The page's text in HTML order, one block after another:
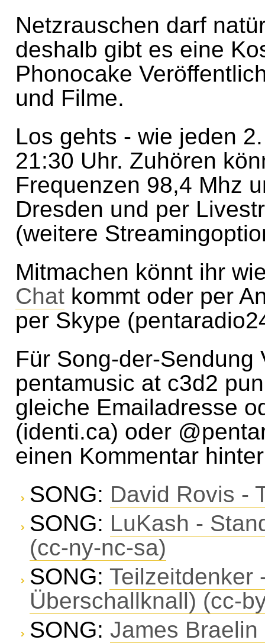
Netzrauschen darf
deshalb gibt es eine
Phonocake
und Filme.
Los gehts - wie jeden
21:30 Uhr. Zuhören
Frequenzen 98,4 Mhz
Dresden und per
(weitere
Mitmachen könnt ihr
Chat kommt oder per
per Skype
Für Song-der-
pentamusic at c3d2
gleiche Emailadresse
(identi.ca) oder
einen Kommentar
SONG: David Rovis -
SONG: LuKash -
(cc-ny-nc-sa)
SONG: Teilzeitdenker
Überschallknall) (cc-
SONG: James